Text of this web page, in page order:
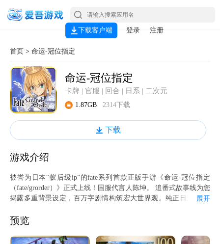
下载客户端 登录 注册
首页 > 命运-冠位指定
命运-冠位指定
卡牌 | 官服 | 回合 | 日系 | 二次元
1.87GB 2314下载
下载
游戏介绍
被誉为日本“蚁后级ip”的fate系列首款正版手游《命运-冠位指定
（fate/grorder）》正式上线！国服代言人陈坤。 追番式故事线为您
揭露多重背景设定，百万字剧情构筑宏大世界观。纯正日式rpg，
绫、樱井孝宏、神谷浩史等40多位顶级声优全程配音，武内崇等50
的圣杯战争！
展开
预览